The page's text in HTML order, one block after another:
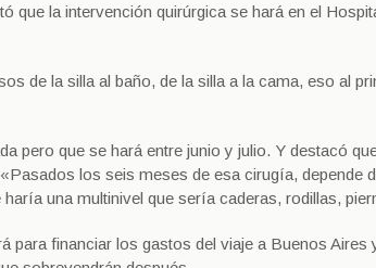
que la intervención quirúrgica se hará en el
de la silla al baño, de la silla a la cama, eso al
pero que se hará entre junio y julio. Y destacó
los seis meses de esa cirugía, depende
una multinivel que sería caderas, rodillas,
para financiar los gastos del viaje a Buenos Aires